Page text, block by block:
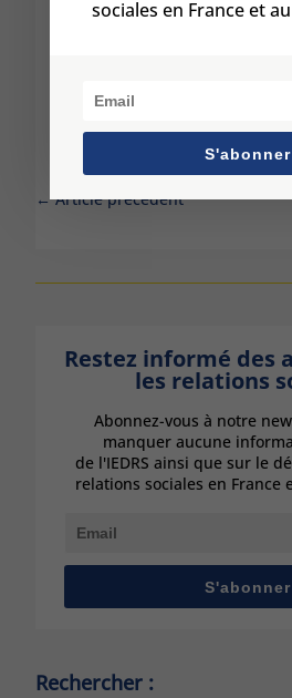
Le 8 Sep, 2014
←Article précédent
Restez informé des
les relations
Abonnez-vous à notre
manquer aucune
de l'IEDRS ainsi que sur le
relations sociales en France
S'abonner
Rechercher :
sociales en France et
S'abonner